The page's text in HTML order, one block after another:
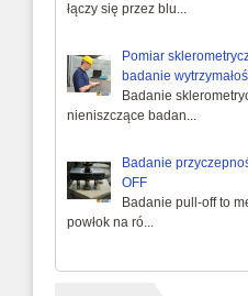
łączy się przez blu...
Pomiar
badanie
Badanie
nieniszczące badan...
Badanie
OFF
Badanie pull-off to
powłok na ró...